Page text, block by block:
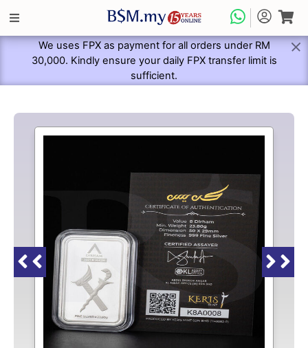
We uses FPX as payment for all orders under RM
30,000. Kindly ensure your daily FPX transfer limit is
sufficient.